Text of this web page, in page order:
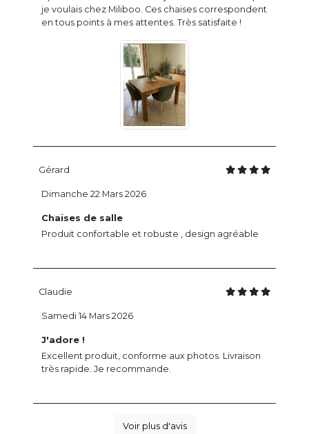
je voulais chez Miliboo. Ces chaises correspondent
en tous points à mes attentes. Très satisfaite !
Gérard
Chaises de salle
Produit confortable et robuste , design agréable
Dimanche 22 Mars 2026
Claudie
J'adore !
Excellent produit, conforme aux photos. Livraison
très rapide. Je recommande.
Samedi 14 Mars 2026
Voir plus d'avis